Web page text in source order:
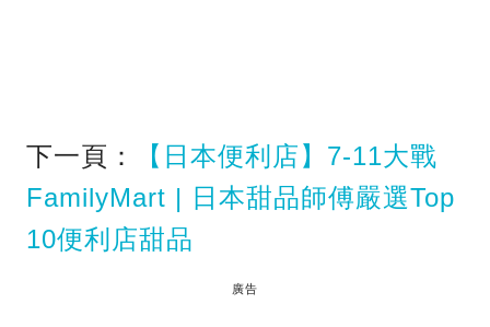
下一頁：
【日本便利店】7-11大戰
FamilyMart | 日本甜品師傅嚴選Top
10便利店甜品
廣告